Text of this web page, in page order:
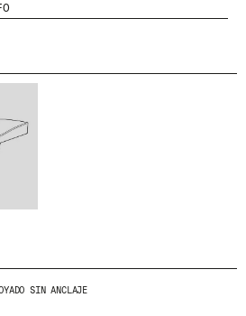
SIN ANCLAJE
IG
LEGAL
DE PRIVACIDAD
ÉTICO